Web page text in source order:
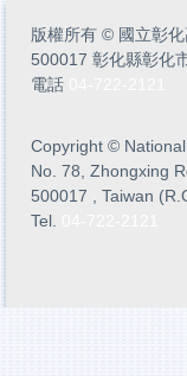
版權所有 © 國立彰
500017 彰化縣彰化
電話
Copyright ©
No. 78, Zhongxing
500017 , Taiwan
Tel.